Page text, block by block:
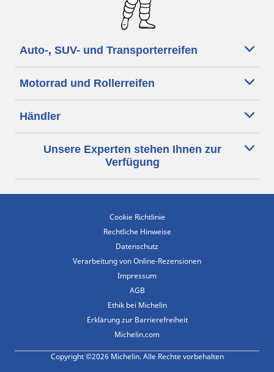
Auto-, SUV- und Transporterreifen
Motorrad und Rollerreifen
Händler
Unsere Experten stehen Ihnen zur
Verfügung
Cookie Richtlinie
Rechtliche Hinweise
Datenschutz
Verarbeitung von Online-Rezensionen
Impressum
AGB
Ethik bei Michelin
Erklärung zur Barrierefreiheit
Michelin.com
Copyright ©2026 Michelin. Alle Rechte vorbehalten